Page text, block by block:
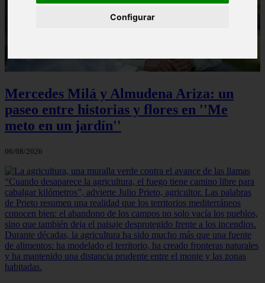
Configurar
Mercedes Milá y Almudena Ariza: un
paseo entre historias y flores en ''Me
meto en un jardín''
06/08/2026